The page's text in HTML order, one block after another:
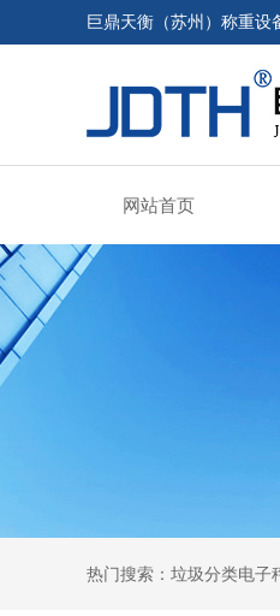
巨鼎天衡（苏州）称重设
网站首页
热门搜索：垃圾分类电子